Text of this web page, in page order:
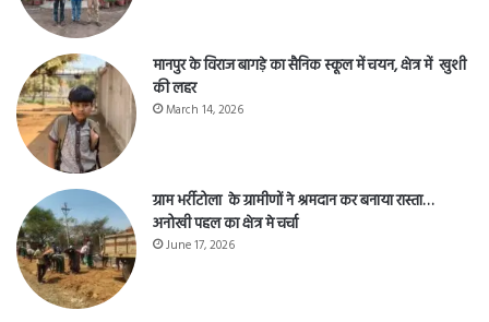
मानपुर के विराज बागड़े का सैनिक स्कूल में चयन, क्षेत्र में खुशी
की लहर
March 14, 2026
ग्राम भर्रीटोला के ग्रामीणों ने श्रमदान कर बनाया रास्ता…
अनोखी पहल का क्षेत्र मे चर्चा
June 17, 2026